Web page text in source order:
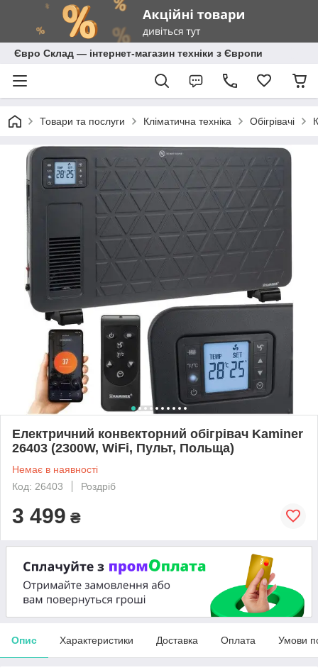
Євро Склад — інтернет-магазин техніки з Європи
Товари та послуги Кліматична техніка Обігрівачі
Електричний конвекторний обігрівач Kaminer
26403 (2300W, WiFi, Пульт, Польща)
Немає в наявності
Код: 26403
Роздріб
3 499 ₴
Опис Характеристики Доставка Оплата Умови